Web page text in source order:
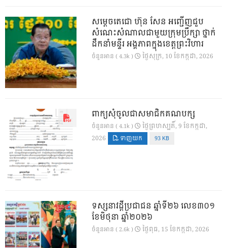
សម្តេចតេជោ ហ៊ុន សែន អញ្ជើញជួប
សំណេះសំណាលជាមួយក្រុមប្រឹក្សា ថ្នាក់
ដឹកនាំមន្ទីរ អង្គភាពក្នុងខេត្តព្រះវិហារ
ចំនួនអាន ( 4.3k ) ថ្ងៃ​សុក្រ, 10 ខែ​កក្កដា, 2026
ពាក្យសុំចូលជាសមាជិកគណបក្ស
ចំនួនអាន ( 4.1k )
ថ្ងៃ​ព្រហស្បតិ៍, 9 ខែ​កក្កដា,
2026
ទាញយក 93 KB
ទស្សនាវដ្ដីប្រជាជន ឆ្នាំទី២៦ លេខ៣០១
ខែមិថុនា ឆ្នាំ២០២៦
ចំនួនអាន ( 2.6k ) ថ្ងៃ​ពុធ, 15 ខែ​កក្កដា, 2026